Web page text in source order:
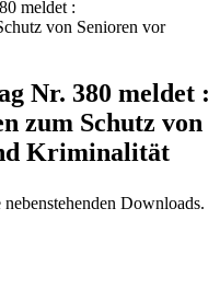
meldet :
von Senioren vor
Nr. 380 meldet :
zum Schutz von
Kriminalität
Downloads.